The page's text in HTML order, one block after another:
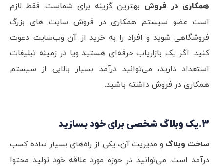
همکاری در فروش بهترین گزینه برای شماست. فقط لازم
است عضو سیستم همکاری در فروش سایت های بزرگ
فروشگاهی شوید و افراد را به خرید از آن وب‌سایت دعوت
کنید. اگر یک بازاریاب حرفه‌ای هستید ویا در زمینه تبلیغات
استعداد دارید، می‌توانید درآمد بسیار بالایی از سیستم
همکاری در فروش داشته باشید.
3.یک وبلاگ شخصی برای خود بسازید
ساخت وبلاگ و مدیریت آن، یکی از راه‌های بسیار ساده کسب
درآمد است. می‌توانید در حوزه مورد علاقه خود تولید محتوا